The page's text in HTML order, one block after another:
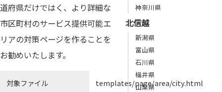
道府県だけではく、より詳細な
市区町村のサービス提供可能エ
リアの対策ページを作ることを
お勧めいたします。
対象ファイル templates/page/area/city.html
神奈川県
北信越
新潟県
富山県
石川県
福井県
山梨県